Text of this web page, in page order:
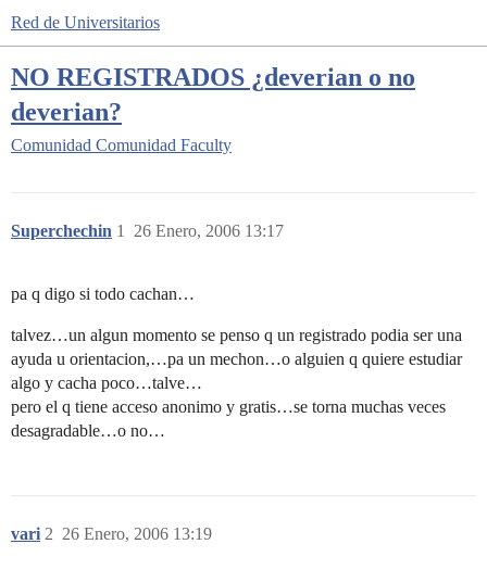
Red de Universitarios
NO REGISTRADOS ¿deverian o no
deverian?
Comunidad Comunidad Faculty
Superchechin 26 Enero, 2006 13:17
1
pa q digo si todo cachan…
talvez…un algun momento se penso q un registrado podia ser una
ayuda u orientacion,…pa un mechon…o alguien q quiere estudiar
algo y cacha poco…talve…
pero el q tiene acceso anonimo y gratis…se torna muchas veces
desagradable…o no…
vari 26 Enero, 2006 13:19
2